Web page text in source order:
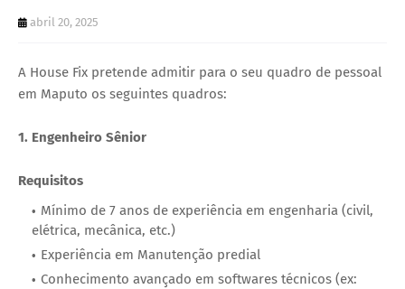
abril 20, 2025
A House Fix pretende admitir para o seu quadro de pessoal
em Maputo os seguintes quadros:
1. Engenheiro Sênior
Requisitos
Mínimo de 7 anos de experiência em engenharia (civil,
elétrica, mecânica, etc.)
Experiência em Manutenção predial
Conhecimento avançado em softwares técnicos (ex: